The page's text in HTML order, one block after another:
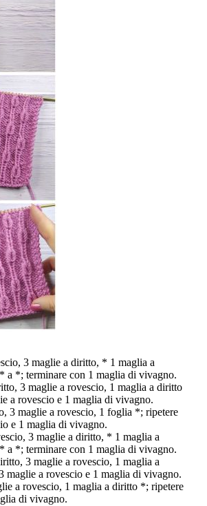
3 maglie a diritto, * 1 maglia a
a *; terminare con 1 maglia di vivagno.
3 maglie a rovescio, 1 maglia a diritto
a rovescio e 1 maglia di vivagno.
3 maglie a rovescio, 1 foglia *; ripetere
e 1 maglia di vivagno.
3 maglie a diritto, * 1 maglia a
a *; terminare con 1 maglia di vivagno.
3 maglie a rovescio, 1 maglia a
maglie a rovescio e 1 maglia di vivagno.
a rovescio, 1 maglia a diritto *; ripetere
di vivagno.